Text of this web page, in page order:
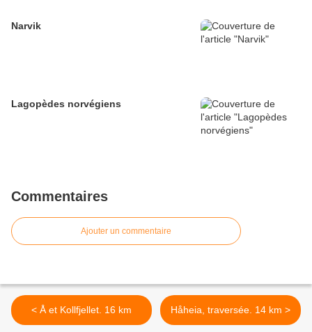
Narvik
Lagopèdes norvégiens
Commentaires
Ajouter un commentaire
< Å et Kollfjellet. 16 km Håheia, traversée. 14 km >